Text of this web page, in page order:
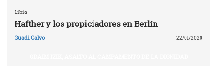
Libia
Hafther y los propiciadores en Berlín
Guadi Calvo 22/01/2020